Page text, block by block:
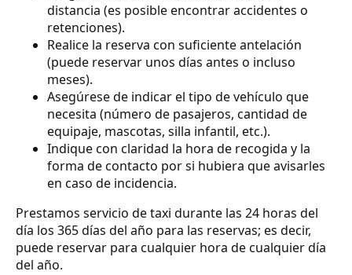
distancia (es posible encontrar accidentes o
retenciones).
Realice la reserva con suficiente antelación
(puede reservar unos días antes o incluso
meses).
Asegúrese de indicar el tipo de vehículo que
necesita (número de pasajeros, cantidad de
equipaje, mascotas, silla infantil, etc.).
Indique con claridad la hora de recogida y la
forma de contacto por si hubiera que avisarles
en caso de incidencia.
Prestamos servicio de taxi durante las 24 horas del
día los 365 días del año para las reservas; es decir,
puede reservar para cualquier hora de cualquier día
del año.